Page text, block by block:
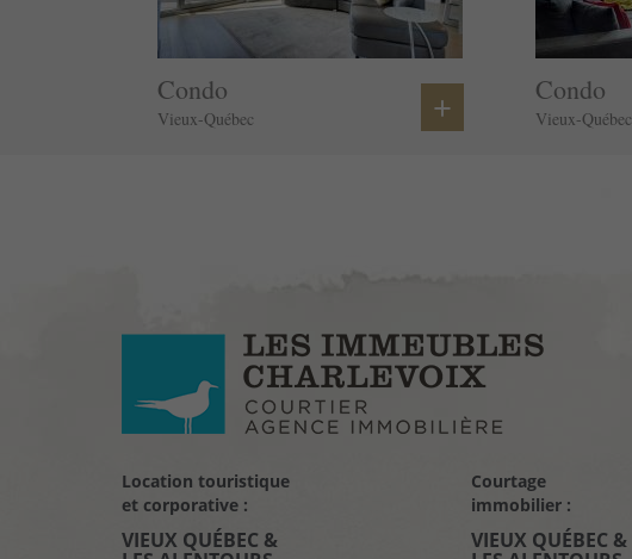
Condo
Vieux-Québec + Condo
Vieux-Québec
Location touristique
et corporative :
VIEUX QUÉBEC &
Courtage
immobilier :
VIEUX QUÉBEC &